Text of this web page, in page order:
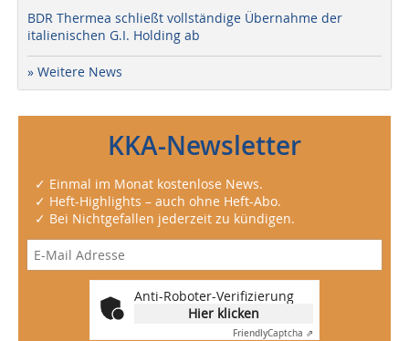
BDR Thermea schließt vollständige Übernahme der
italienischen G.I. Holding ab
» Weitere News
KKA-Newsletter
✓ Einmal im Monat kostenlose News.
✓ Heft-Highlights – auch ohne Heft-Abo.
✓ Bei Nichtgefallen jederzeit zu kündigen.
Anti-Roboter-Verifizierung
Hier klicken
FriendlyCaptcha ⇗